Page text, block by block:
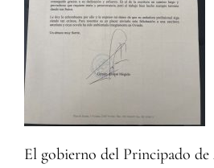
El gobierno del Principado